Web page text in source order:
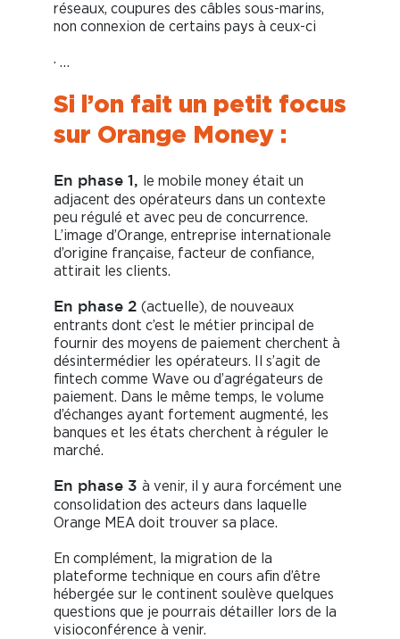
réseaux, coupures des câbles sous-marins,
non connexion de certains pays à ceux-ci
· …
Si l’on fait un petit focus
sur Orange Money :
En phase 1,
le mobile money était un
adjacent des opérateurs dans un contexte
peu régulé et avec peu de concurrence.
L’image d’Orange, entreprise internationale
d’origine française, facteur de confiance,
attirait les clients.
En phase 2 (actuelle), de nouveaux
entrants dont c’est le métier principal de
fournir des moyens de paiement cherchent à
désintermédier les opérateurs. Il s’agit de
fintech comme Wave ou d’agrégateurs de
paiement. Dans le même temps, le volume
d’échanges ayant fortement augmenté, les
banques et les états cherchent à réguler le
marché.
En phase 3 à venir, il y aura forcément une
consolidation des acteurs dans laquelle
Orange MEA doit trouver sa place.
En complément, la migration de la
plateforme technique en cours afin d’être
hébergée sur le continent soulève quelques
questions que je pourrais détailler lors de la
visioconférence à venir.